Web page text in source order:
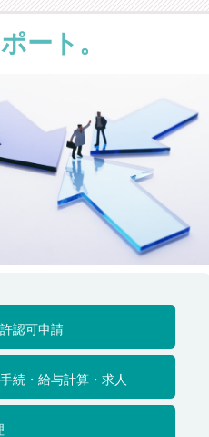
ート。
認可申請
続・給与計算・求人